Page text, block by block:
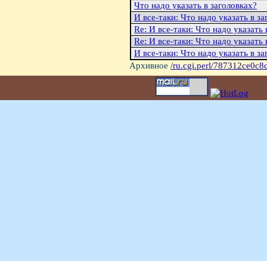
Что надо указать в заголовках?
И все-таки: Что надо указать в
Re: И все-таки: Что надо указать
Re: И все-таки: Что надо указать
И все-таки: Что надо указать в
Архивное /ru.cgi.perl/